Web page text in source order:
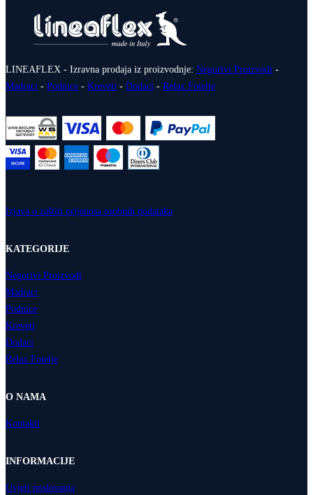
LINEAFLEX - Izravna prodaja iz proizvodnje: Negorivi Proizvodi -
Madraci - Podnice - Kreveti - Dodaci - Relax Fotelje
Izjava o zaštiti prijenosa osobnih podataka
KATEGORIJE
Negorivi Proizvodi
Madraci
Podnice
Kreveti
Dodaci
Relax Fotelje
O NAMA
Kontakti
INFORMACIJE
Uvjeti poslovanja